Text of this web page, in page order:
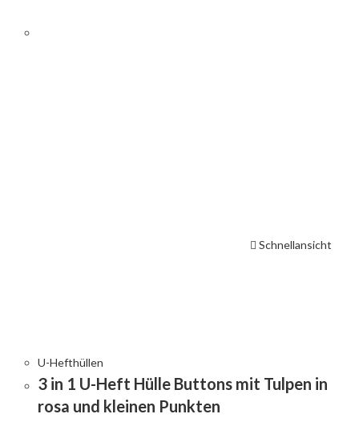
Schnellansicht
U-Hefthüllen
3 in 1 U-Heft Hülle Buttons mit Tulpen in
rosa und kleinen Punkten